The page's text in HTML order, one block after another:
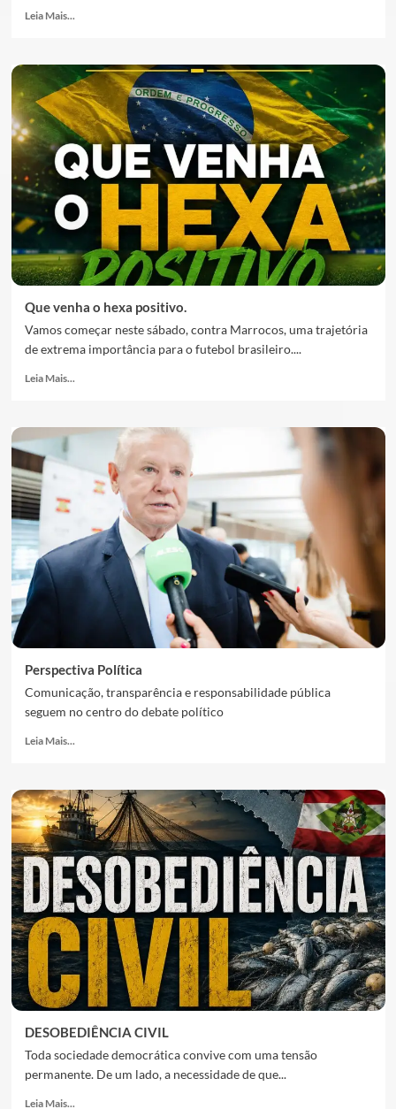
Leia Mais...
Que venha o hexa positivo.
Vamos começar neste sábado, contra Marrocos, uma trajetória
de extrema importância para o futebol brasileiro....
Leia Mais...
Perspectiva Política
Comunicação, transparência e responsabilidade pública
seguem no centro do debate político
Leia Mais...
DESOBEDIÊNCIA CIVIL
Toda sociedade democrática convive com uma tensão
permanente. De um lado, a necessidade de que...
Leia Mais...